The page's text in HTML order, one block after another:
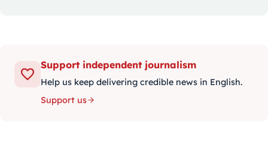
Support independent journalism
Help us keep delivering credible news in English.
Support us